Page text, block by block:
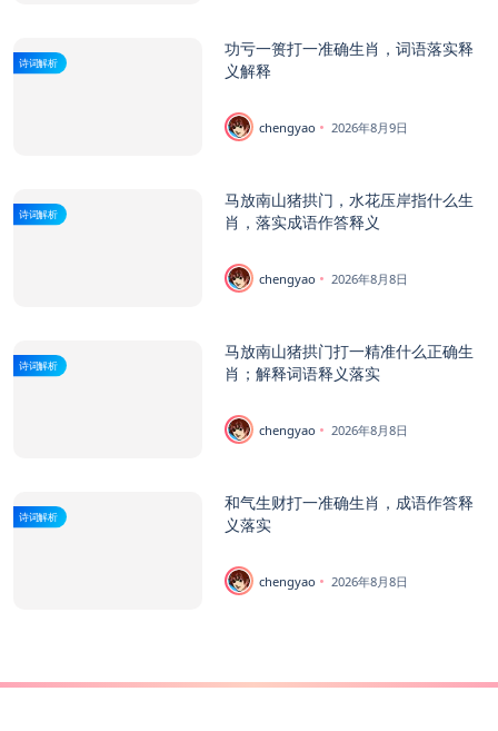
诗词解析
功亏一篑打一准确生肖，词语落实释
义解释
chengyao 2026年8月9日
诗词解析
马放南山猪拱门，水花压岸指什么生
肖，落实成语作答释义
chengyao 2026年8月8日
诗词解析
马放南山猪拱门打一精准什么正确生
肖；解释词语释义落实
chengyao 2026年8月8日
诗词解析
和气生财打一准确生肖，成语作答释
义落实
chengyao 2026年8月8日